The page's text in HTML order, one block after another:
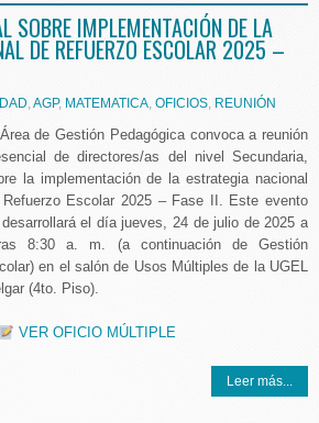
SOBRE IMPLEMENTACIÓN DE LA
DE REFUERZO ESCOLAR 2025 –
,AGP, MATEMATICA, OFICIOS, REUNIÓN
de Gestión Pedagógica convoca a reunión
de directores/as del nivel Secundaria,
la implementación de la estrategia nacional
Escolar 2025 – Fase II. Este evento
el día jueves, 24 de julio de 2025 a
8:30 a. m. (a continuación de Gestión
en el salón de Usos Múltiples de la UGEL
(4to. Piso).
VER OFICIO MÚLTIPLE
Leer más...